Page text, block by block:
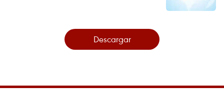
Descargar